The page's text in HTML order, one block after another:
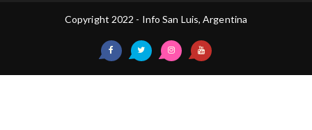
Copyright 2022 - Info San Luis, Argentina